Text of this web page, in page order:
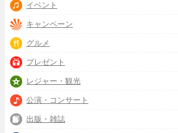
イベント
キャンペーン
グルメ
プレゼント
レジャー・観光
公演・コンサート
出版・雑誌